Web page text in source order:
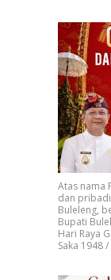
Atas nama
dan
Buleleng,
Bupati
Hari Raya
Saka 1948